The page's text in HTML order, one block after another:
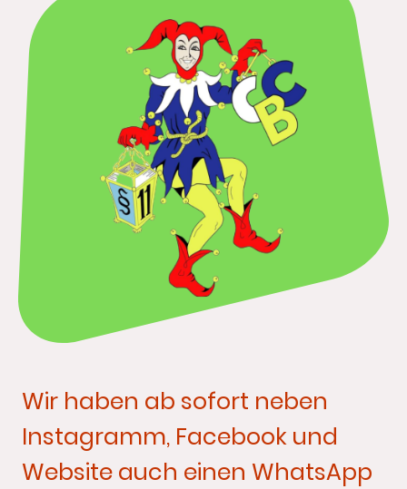
Wir haben ab sofort neben
Instagramm, Facebook und
Website auch einen WhatsApp